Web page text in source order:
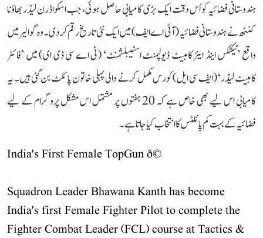
ہندوستانی فضائیہ کو اُس وقت ایک بڑی کامیابی حاصل ہوئی، جب اسکواڈرن لیڈر بھاؤنا
کنٹھ نے ہندوستانی فضائیہ (آئی اے ایف) میں ایک نئی تاریخ رقم کر دی۔ وہ گوالیر میں
واقع ’ٹیکٹکس اینڈ ایئر کامبیٹ ڈیولپمنٹ اسٹیبلشمنٹ‘ (ٹی اے سی ڈی ای) میں ’فائٹر
کامبیٹ لیڈر‘ (ایف سی ایل) کورس مکمل کرنے والی پہلی خاتون پائلٹ بن گئی ہیں۔ یہ
کامیابی اس لیے بھی خاص ہے کہ 20 ہفتوں پر مشتمل اس مشکل پروگرام کے لیے
فضائیہ کے بہت کم پائلٹس کا انتخاب کیا جاتا ہے۔
India's First Female TopGun ð©
Squadron Leader Bhawana Kanth has become
India's first Female Fighter Pilot to complete the
Fighter Combat Leader (FCL) course at Tactics &